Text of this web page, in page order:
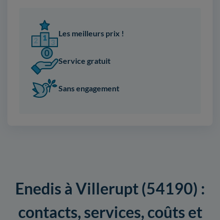
Les meilleurs prix !
Service gratuit
Sans engagement
Enedis à Villerupt (54190) :
contacts, services, coûts et